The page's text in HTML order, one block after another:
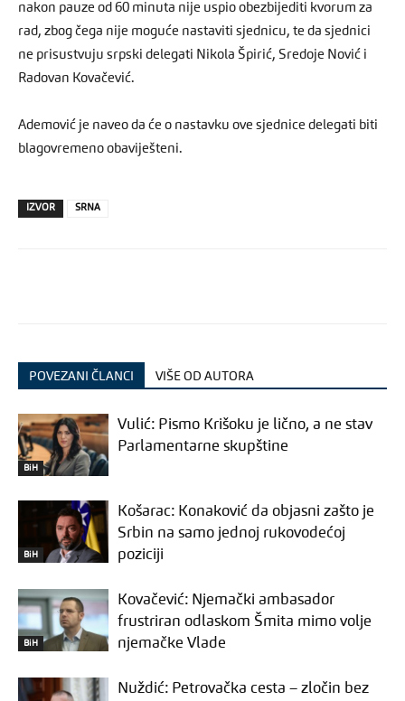
nakon pauze od 60 minuta nije uspio obezbijediti kvorum za
rad, zbog čega nije moguće nastaviti sjednicu, te da sjednici
ne prisustvuju srpski delegati Nikola Špirić, Sredoje Nović i
Radovan Kovačević.
Ademović je naveo da će o nastavku ove sjednice delegati biti
blagovremeno obaviješteni.
IZVOR SRNA
POVEZANI ČLANCI VIŠE OD AUTORA
BiH
Vulić: Pismo Krišoku je lično, a ne stav
Parlamentarne skupštine
BiH
Košarac: Konaković da objasni zašto je
Srbin na samo jednoj rukovodećoj
poziciji
BiH
Kovačević: Njemački ambasador
frustriran odlaskom Šmita mimo volje
njemačke Vlade
Nuždić: Petrovačka cesta – zločin bez